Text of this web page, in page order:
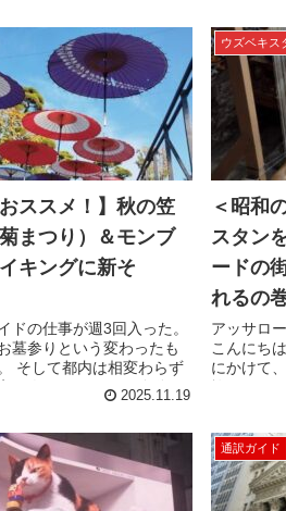
おススメ！】秋の笠
まつり）＆モンブ
キングに新そ
ドの仕事が週3回入った。
墓参りという変わったも
そして都内は相変わらず
で人がいっぱい。 自分が
に、観光客が多いとふて
2025.11.19
ウズベキス
＜昭和
スタン
ードの
れるの
アッサロ
こんにち
にかけて
旅してき
醍醐味と
通訳ガイド